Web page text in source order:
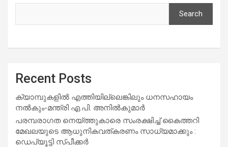
Search
Recent Posts
ക്യാമ്പുകളിൽ എത്തിയില്ലെങ്കിലും ധനസഹായം
നൽകും-മന്ത്രി എ.പി. അനിൽകുമാർ
പരമ്പരാഗത നെയ്ത്തുകാരെ സംരക്ഷിച്ച് കൈത്തറി
മേഖലയുടെ ആധുനികവത്കരണം സാധ്യമാക്കും :
ഡെപ്യൂട്ടി സ്പീക്കർ